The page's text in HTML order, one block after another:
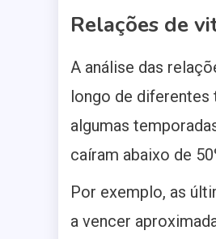
Relações de
A análise das
longo de diferentes
algumas
caíram abaixo de
Por exemplo, as
a vencer